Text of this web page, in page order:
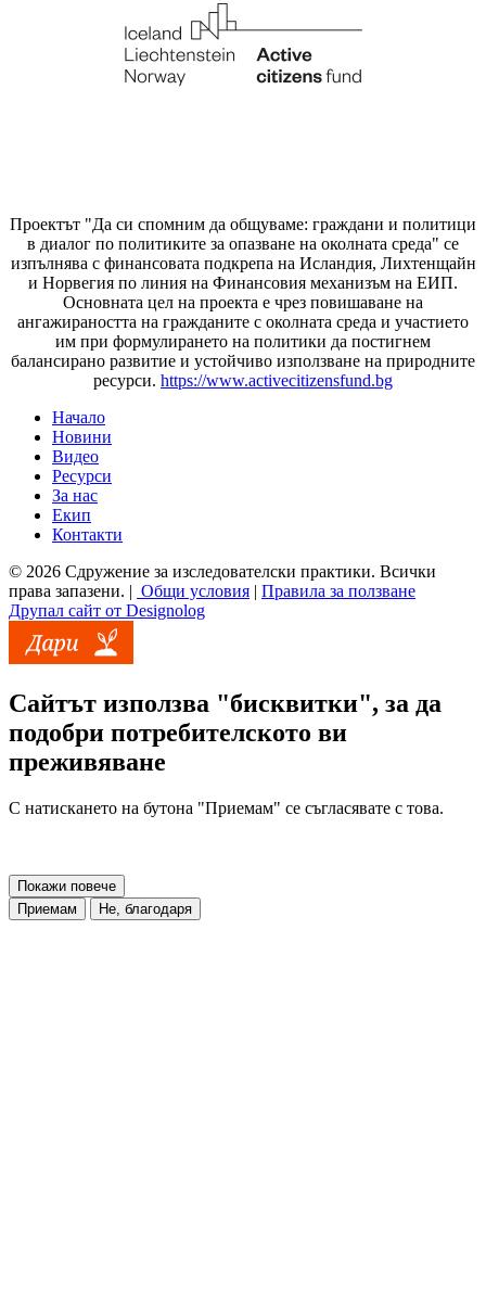
Проектът "Да си спомним да общуваме: граждани и политици
в диалог по политиките за опазване на околната среда" се
изпълнява с финансовата подкрепа на Исландия, Лихтенщайн
и Норвегия по линия на Финансовия механизъм на ЕИП.
Основната цел на проекта е чрез повишаване на
ангажираността на гражданите с околната среда и участието
им при формулирането на политики да постигнем
балансирано развитие и устойчиво използване на природните
ресурси. https://www.activecitizensfund.bg
Основно меню
Начало
Новини
Видео
Ресурси
За нас
Екип
Контакти
© 2026 Сдружение за изследователски практики. Всички
права запазени. | Общи условия | Правила за ползване
Друпал сайт от Designolog
Сайтът използва "бисквитки", за да
подобри потребителското ви
преживяване
С натискането на бутона "Приемам" се съгласявате с това.
Покажи повече
Приемам
Не, благодаря